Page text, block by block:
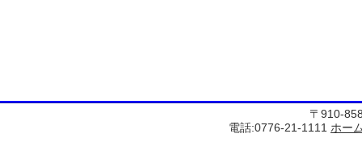
〒910-
電話:0776-21-1111 ホー